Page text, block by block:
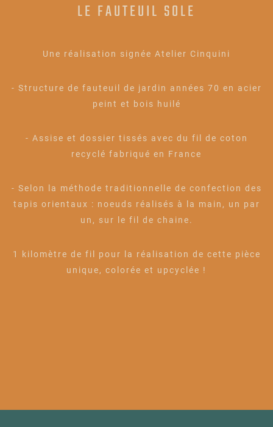
LE FAUTEUIL SOLE
Une réalisation signée Atelier Cinquini
- Structure de fauteuil de jardin années 70 en acier
peint et bois huilé
- Assise et dossier tissés avec du fil de coton
recyclé fabriqué en France
- Selon la méthode traditionnelle de confection des
tapis orientaux : noeuds réalisés à la main, un par
un, sur le fil de chaine.
1 kilomètre de fil pour la réalisation de cette pièce
unique, colorée et upcyclée !